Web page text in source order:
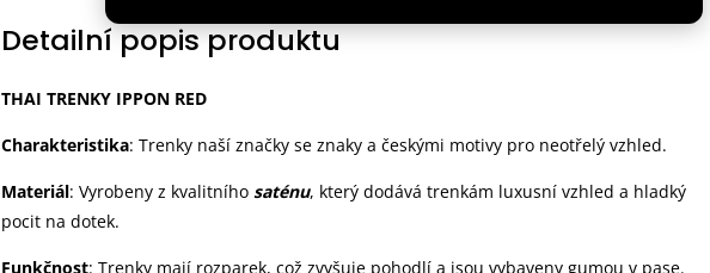
Detailní popis produktu
THAI TRENKY IPPON RED
Charakteristika: Trenky naší značky se znaky a českými motivy pro neotřelý vzhled.
Materiál: Vyrobeny z kvalitního saténu, který dodává trenkám luxusní vzhled a hladký
pocit na dotek.
Funkčnost: Trenky mají rozparek, což zvyšuje pohodlí a jsou vybaveny gumou v pase.